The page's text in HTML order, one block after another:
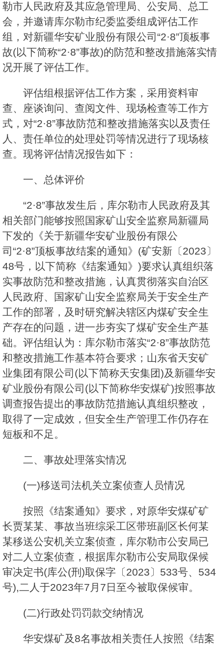
勒市人民政府及其应急管理局、公安局、总工
会，并邀请库尔勒市纪委监委组成评估工作
组，对新疆华安矿业股份有限公司“2·8”顶板事
故(以下简称“2·8”事故)的防范和整改措施落实情
况开展了评估工作。
评估组根据评估工作方案，采用资料审
查、座谈询问、查阅文件、现场检查等工作方
式，对“2·8”事故防范和整改措施落实以及责任
人、责任单位的处理处罚等情况进行了现场核
查。现将评估情况报告如下：
一、总体评价
“2·8”事故发生后，库尔勒市人民政府及其
相关部门能够按照国家矿山安全监察局新疆局
下发的《关于新疆华安矿业股份有限公
司“2·8”顶板事故结案的通知》(矿安新〔2023〕
48号，以下简称《结案通知》)要求认真组织落
实事故防范和整改措施，认真贯彻落实自治区
人民政府、国家矿山安全监察局关于安全生产
工作的部署，及时研究解决辖区内煤矿安全生
产存在的问题，进一步夯实了煤矿安全生产基
础。评估组认为：库尔勒市落实“2·8”事故防范
和整改措施工作基本符合要求；山东省天安矿
业集团有限公司(以下简称天安集团)及新疆华安
矿业股份有限公司(以下简称华安煤矿)按照事故
调查报告提出的事故防范措施认真组织整改，
取得了一定成效，但安全生产管理工作仍存在
短板和不足。
二、事故处理落实情况
(一)移送司法机关立案侦查人员情况
按照《结案通知》要求，对原华安煤矿矿
长贾某某、事故当班综采工区带班副区长何某
某移送公安机关立案侦查，库尔勒市公安局已
对二人立案侦查，根据库尔勒市公安局取保候
审决定书(库公(刑)取保字〔2023〕533号、534
号),二人于2023年7月7日至今被取保候审。
(二)行政处罚罚款交纳情况
华安煤矿及8名事故相关责任人按照《结案